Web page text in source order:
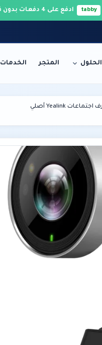
tabby ادفع على 4 دفعات بدون فوائد · شحن مجاني للطلبات فوق 500 ر.س 🚚
الحلول المتجر الخدمات